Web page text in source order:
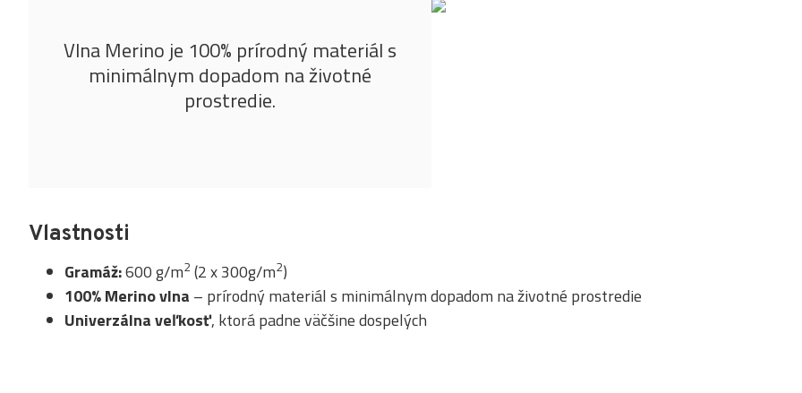
Vlna Merino je 100% prírodný materiál s
minimálnym dopadom na životné
prostredie.
Vlastnosti
Gramáž:600 g/m2 (2 x 300g/m2)
100% Merino vlna – prírodný materiál s minimálnym dopadom na životné prostredie
Univerzálna veľkosť, ktorá padne väčšine dospelých